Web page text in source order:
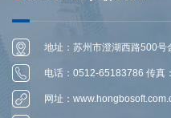
地址：苏州市澄湖西路500号
1306-1314室
电话：0512-65183786 传真
网址：